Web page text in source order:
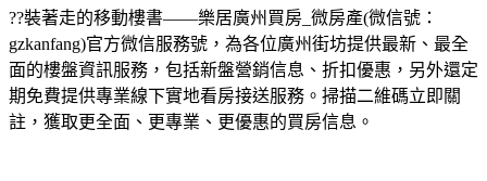
??裝著走的移動樓書——樂居廣州買房_微房產(微信號：
gzkanfang)官方微信服務號，為各位廣州街坊提供最新、最全
面的樓盤資訊服務，包括新盤營銷信息、折扣優惠，另外還定
期免費提供專業線下實地看房接送服務。掃描二維碼立即關
註，獲取更全面、更專業、更優惠的買房信息。